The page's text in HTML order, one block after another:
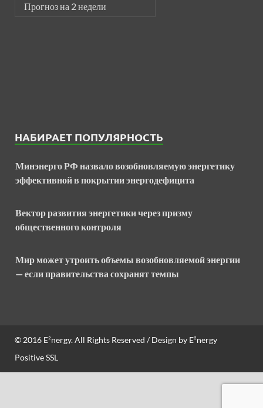
Прогноз на 2 недели
НАБИРАЕТ ПОПУЛЯРНОСТЬ
Минэнерго РФ назвало возобновляемую энергетику
эффективной в покрытии энергодефицита
Вектор развития энергетики через призму
общественного контроля
Мир может утроить объемы возобновляемой энергии
— если правительства сохранят темпы
© 2016 E²nergy. All Rights Reserved / Design by E²nergy
Positive SSL